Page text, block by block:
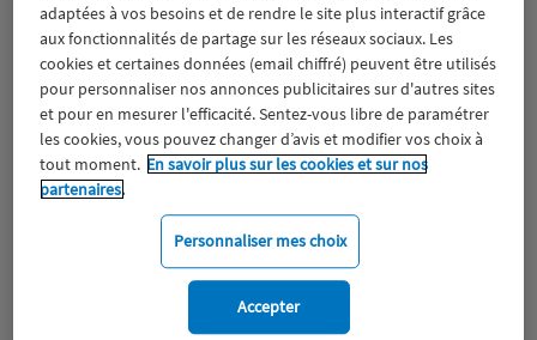
Aidants Catastrophes naturelles Climat
ESS
Expérience clients Fondation Macif Jeunesse
Mobilité
Protection de l'environnement
Protection des océans Prévention
adaptées à vos besoins et de rendre le site plus interactif grâce
aux fonctionnalités de partage sur les réseaux sociaux. Les
cookies et certaines données (email chiffré) peuvent être utilisés
pour personnaliser nos annonces publicitaires sur d'autres sites
et pour en mesurer l'efficacité. Sentez-vous libre de paramétrer
les cookies, vous pouvez changer d’avis et modifier vos choix à
tout moment. En savoir plus sur les cookies et sur nos
partenaires.
Personnaliser mes choix
Accepter